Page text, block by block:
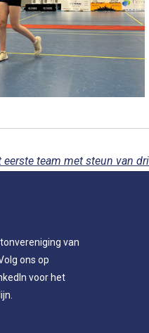
team met steun van
van
ons op
voor het